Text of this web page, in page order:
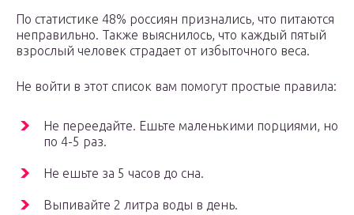
По статистике 48% россиян признались, что питаются
неправильно. Также выяснилось, что каждый пятый
взрослый человек страдает от избыточного веса.
Не войти в этот список вам помогут простые правила:
Не переедайте. Ешьте маленькими порциями, но
по 4-5 раз.
Не ешьте за 5 часов до сна.
Выпивайте 2 литра воды в день.